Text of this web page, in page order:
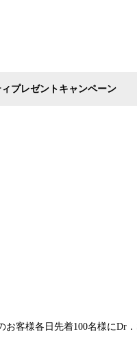
プレゼントキャンペーン
客様各日先着100名様にDr．